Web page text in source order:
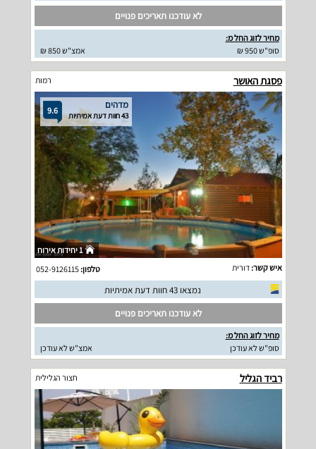
לא עודכנו תאריכים פנויים
מחיר לזוג החל מ:
סופ"ש 950 ₪
אמצ"ש 850 ₪
פסגת האושר רמות
9.6 מדהים
43 חוות דעת אמיתיות
1 יחידות אירוח
איש קשר:דורית טלפון:052-9126115
נמצאו 43 חוות דעת אמיתיות
לא עודכנו תאריכים פנויים
מחיר לזוג החל מ:
סופ"ש לא עודכן
אמצ"ש לא עודכן
רביד הגליל חצור הגלילית